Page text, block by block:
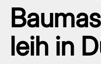
leih in